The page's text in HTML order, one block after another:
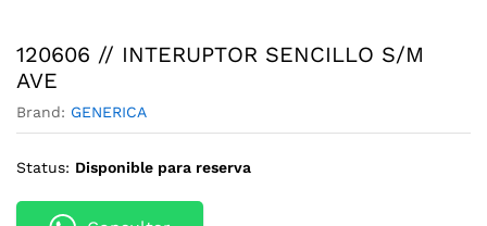
120606 // INTERUPTOR SENCILLO S/M
AVE
Brand: GENERICA
Status: Disponible para reserva